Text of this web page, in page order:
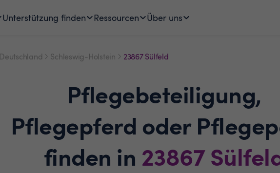
Unterstützung finden Ressourcen Über uns
Deutschland Schleswig-Holstein 23867 Sülfeld
Pflegebeteiligung,
Pflegepferd oder
finden in 23867